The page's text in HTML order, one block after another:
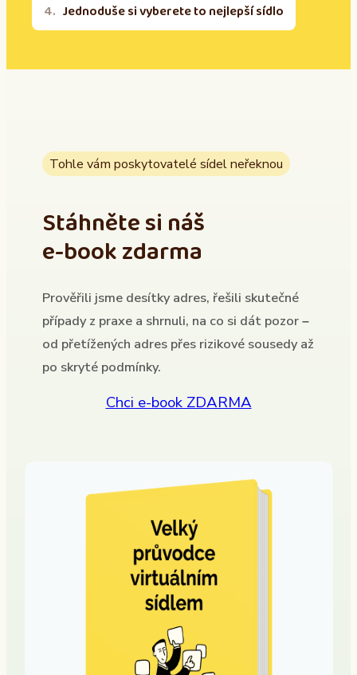
Jednoduše si vyberete to nejlepší sídlo
Tohle vám poskytovatelé sídel neřeknou
Stáhněte si náš
e-book zdarma
Prověřili jsme desítky adres, řešili skutečné
případy z praxe a shrnuli, na co si dát pozor –
od přetížených adres přes rizikové sousedy až
po skryté podmínky.
Chci e-book ZDARMA